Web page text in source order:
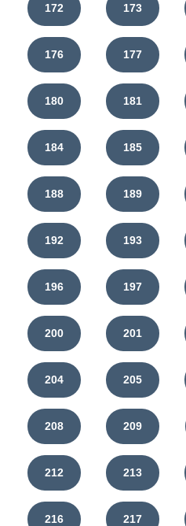
172 173
176 177
180 181
184 185
188 189
192 193
196 197
200 201
204 205
208 209
212 213
216 217